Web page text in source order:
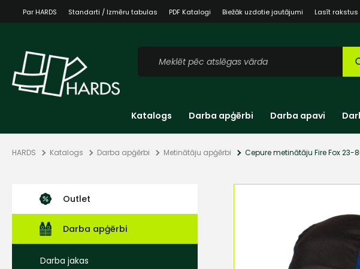
Par HARDS Standarti / Izmēru tabulas PDF Katalogi Biežāk uzdotie jautājumi Lasīt rakstus
Katalogs Darba apģērbi Darba apavi
HARDS Katalogs Darba apģērbi Metinātāju apģērbi Cepure metinātāju Fire Fox 23-
Outlet
Darba apģērbi
Darba jakas